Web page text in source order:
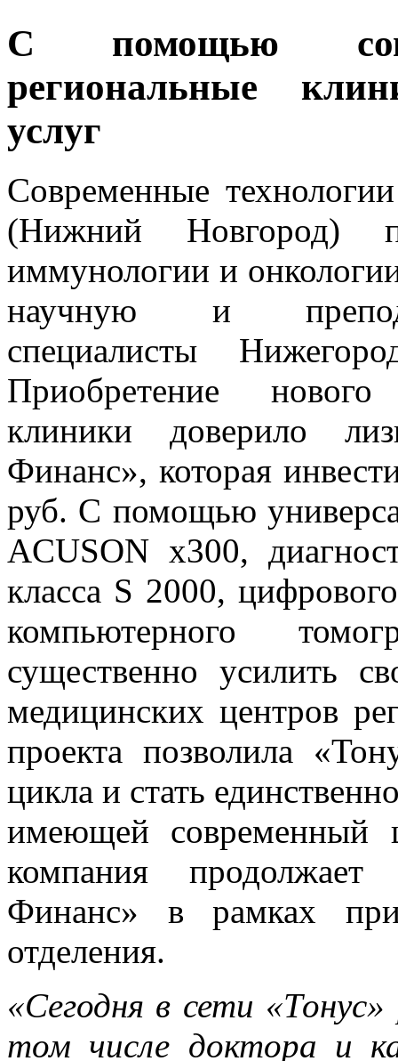
С помощью
региональные
услуг
Современные
(Нижний Новгород)
иммунологии и
научную и
специалисты
Приобретение нового
клиники доверило
Финанс», которая
руб. С помощью
ACUSON х300,
класса S 2000,
компьютерного
существенно усилить
медицинских центров
проекта позволила
цикла и стать
имеющей современный
компания
Финанс» в рамках
отделения.
«Сегодня в сети
том числе доктора и